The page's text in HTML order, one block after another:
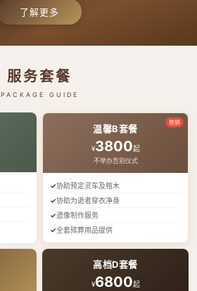
了解更多
服务套餐
PACKAGE GUIDE
热销
温馨B套餐
¥3800起
不举办告别仪式
协助预定灵车及棺木
协助为逝者穿衣净身
遗像制作服务
全套殡葬用品提供
高档D套餐
¥6800起